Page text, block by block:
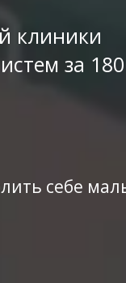
клиники
за
себе